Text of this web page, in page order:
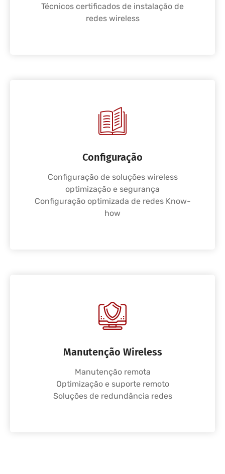
Técnicos certificados de instalação de
redes wireless
Configuração
Configuração de soluções wireless
optimização e segurança
Configuração optimizada de redes Know-
how
Manutenção Wireless
Manutenção remota
Optimização e suporte remoto
Soluções de redundância redes